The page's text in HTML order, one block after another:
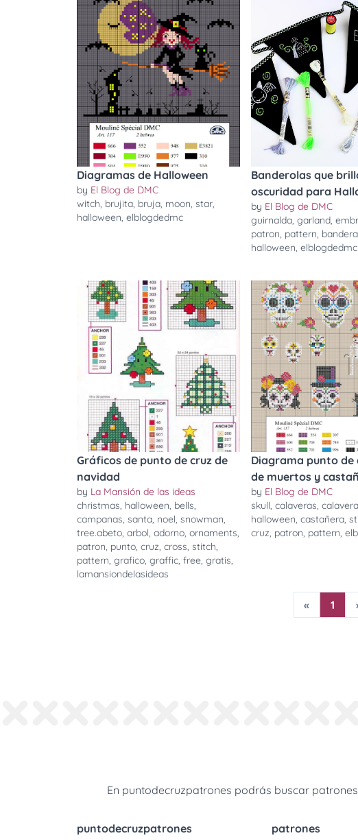
Diagramas de Halloween
by El Blog de DMC
witch, brujita, bruja, moon, star,
halloween, elblogdedmc
Banderolas que
oscuridad para
by El Blog de DMC
guirnalda,garland,
patron, pattern, bandera
halloween,elblogdedmc
Gráficos de punto de cruz de
navidad
by La Mansión de las ideas
christmas, halloween, bells,
campanas, santa, noel, snowman,
tree.abeto, arbol, adorno, ornaments,
patron, punto, cruz, cross, stitch,
pattern, grafico, graffic, free, gratis,
lamansiondelasideas
Diagrama punto de
de muertos y
by El Blog de DMC
skull,calaveras,
halloween,castañera,
cruz, patron, pattern,
« 1
En puntodecruzpatrones podrás buscar
puntodecruzpatrones patrones